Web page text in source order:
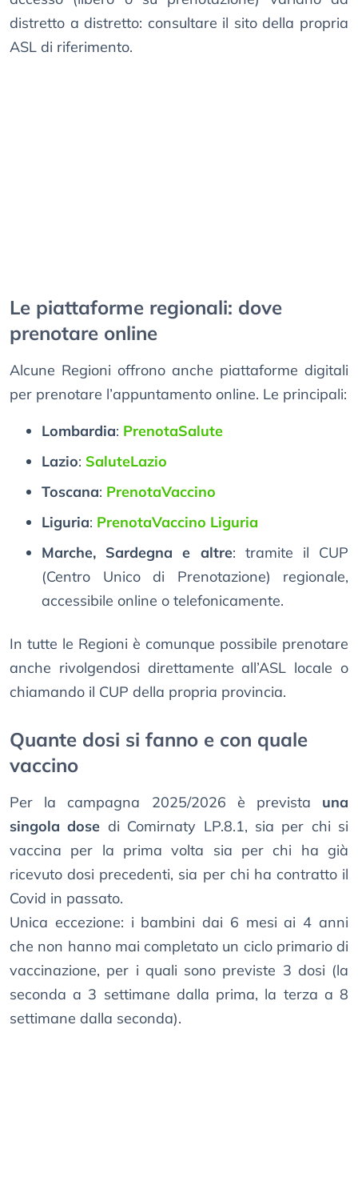
distretto a distretto: consultare il sito della propria
ASL di riferimento.
Le piattaforme regionali: dove
prenotare online
Alcune Regioni offrono anche piattaforme digitali
per prenotare l’appuntamento online. Le principali:
Lombardia: PrenotaSalute
Lazio: SaluteLazio
Toscana: PrenotaVaccino
Liguria: PrenotaVaccino Liguria
Marche, Sardegna e altre: tramite il CUP
(Centro Unico di Prenotazione) regionale,
accessibile online o telefonicamente.
In tutte le Regioni è comunque possibile prenotare
anche rivolgendosi direttamente all’ASL locale o
chiamando il CUP della propria provincia.
Quante dosi si fanno e con quale
vaccino
Per la campagna 2025/2026 è prevista una
singola dose di Comirnaty LP.8.1, sia per chi si
vaccina per la prima volta sia per chi ha già
ricevuto dosi precedenti, sia per chi ha contratto il
Covid in passato.
Unica eccezione: i bambini dai 6 mesi ai 4 anni
che non hanno mai completato un ciclo primario di
vaccinazione, per i quali sono previste 3 dosi (la
seconda a 3 settimane dalla prima, la terza a 8
settimane dalla seconda).